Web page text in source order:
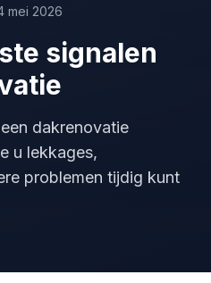
mei 2026
signalen
dakrenovatie
u lekkages,
problemen tijdig kunt